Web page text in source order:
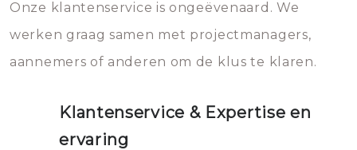
Onze klantenservice is ongeëvenaard. We
werken graag samen met projectmanagers,
aannemers of anderen om de klus te klaren.
Klantenservice & Expertise en
ervaring